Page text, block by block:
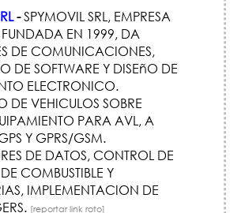
-SPYMOVIL SRL, EMPRESA
EN 1999, DA
DE COMUNICACIONES,
DE SOFTWARE Y DISEñO DE
ELECTRONICO.
DE VEHICULOS SOBRE
PARA AVL, A
Y GPRS/GSM.
DE DATOS, CONTROL DE
COMBUSTIBLE Y
IMPLEMENTACION DE
[reportar link roto]